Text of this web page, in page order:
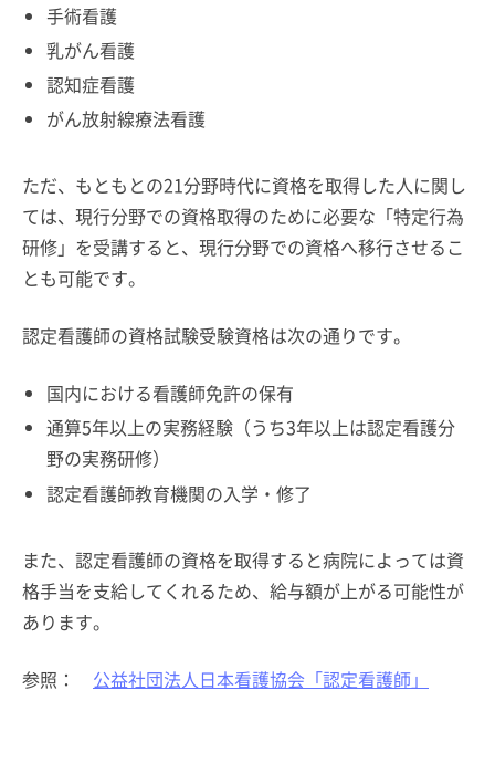
手術看護
乳がん看護
認知症看護
がん放射線療法看護
ただ、もともとの21分野時代に資格を取得した人に関し
ては、現行分野での資格取得のために必要な「特定行為
研修」を受講すると、現行分野での資格へ移行させるこ
とも可能です。
認定看護師の資格試験受験資格は次の通りです。
国内における看護師免許の保有
通算5年以上の実務経験（うち3年以上は認定看護分
野の実務研修）
認定看護師教育機関の入学・修了
また、認定看護師の資格を取得すると病院によっては資
格手当を支給してくれるため、給与額が上がる可能性が
あります。
参照： 公益社団法人日本看護協会「認定看護師」